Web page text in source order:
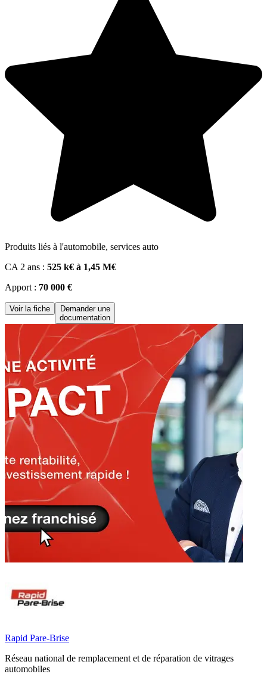
Produits liés à l'automobile, services auto
CA 2 ans : 525 k€ à 1,45 M€
Apport : 70 000 €
Voir la fiche
Demander une
documentation
Rapid Pare-Brise
Réseau national de remplacement et de réparation de vitrages
automobiles